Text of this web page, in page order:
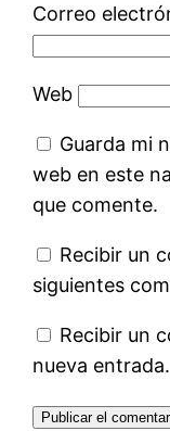
Correo
Web
Guarda mi
web en este
que comente.
Recibir un
siguientes
Recibir un
nueva entrada.